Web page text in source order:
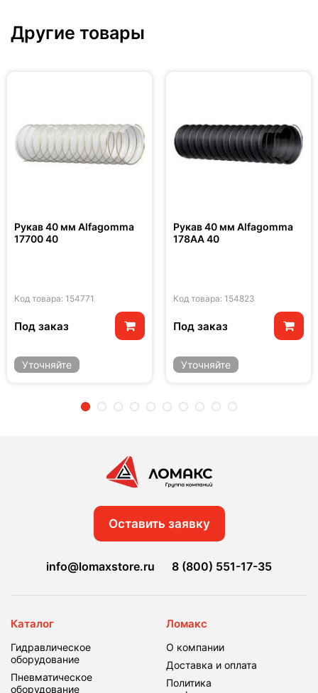
Другие товары
Рукав 40 мм Alfagomma
17700 40
Код товара: 154771
Под заказ
Уточняйте
Рукав 40 мм Alfagomma
178AA 40
Код товара: 154823
Под заказ
Уточняйте
Оставить заявку
info@lomaxstore.ru 8 (800) 551-17-35
Каталог
Гидравлическое
оборудование
Пневматическое
оборудование
Ломакс
О компании
Доставка и оплата
Политика